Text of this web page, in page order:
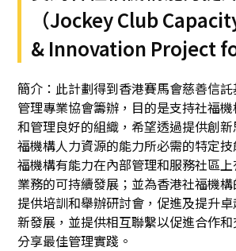
（Jockey Club
& Innovation Project
簡介：此計劃得到香港賽馬會慈善信
管理專業協會籌辦，目的是支持社福
和管理良好的組織，希望透過提供創
福機構人力資源的能力所必需的特定
福機構有能力在內部管理和服務社區
業務的可持續發展；並為香港社福機
提供培訓和舉辦研討會，促進及提升
新發展，並提供相互聯繫以促進合作
分享最佳管理實踐。